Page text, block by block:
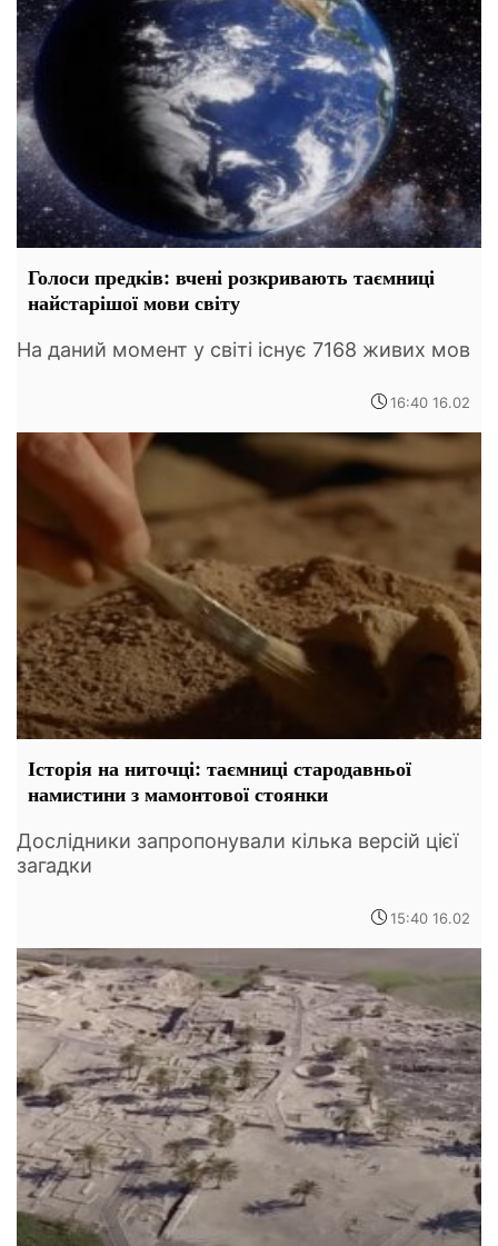
Голоси предків: вчені розкривають таємниці
найстарішої мови світу
На даний момент у світі існує 7168 живих мов
16:40 16.02
Історія на ниточці: таємниці стародавньої
намистини з мамонтової стоянки
Дослідники запропонували кілька версій цієї
загадки
15:40 16.02